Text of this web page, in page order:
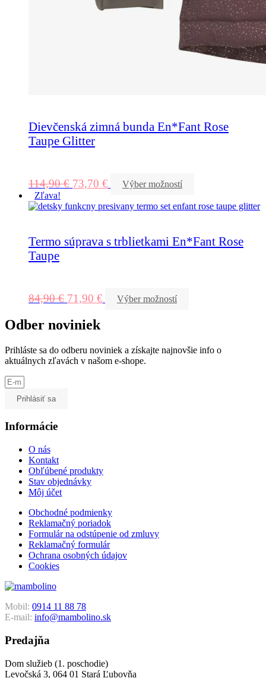
Dievčenská zimná bunda En*Fant Rose
Taupe Glitter
114,90€ 73,70 €
Výber možností
Zľava!
Termo súprava s trblietkami En*Fant Rose
Taupe
84,90€ 71,90 € Výber možností
Odber noviniek
Prihláste sa do odberu noviniek a získajte najnovšie info o
aktuálnych zľavách v našom e-shope.
Prihlásiť sa
Informácie
O nás
Kontakt
Obľúbené produkty
Stav objednávky
Môj účet
Obchodné podmienky
Reklamačný poriadok
Formulár na odstúpenie od zmluvy
Reklamačný formulár
Ochrana osobných údajov
Cookies
Mobil: 0914 11 88 78
E-mail: info@mambolino.sk
Predajňa
Dom služieb (1. poschodie)
Levočská 3, 064 01 Stará Ľubovňa